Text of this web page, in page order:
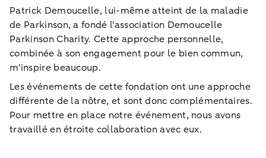
Patrick Demoucelle, lui-même atteint de la maladie
de Parkinson, a fondé l'association Demoucelle
Parkinson Charity. Cette approche personnelle,
combinée à son engagement pour le bien commun,
m'inspire beaucoup.
Les événements de cette fondation ont une approche
différente de la nôtre, et sont donc complémentaires.
Pour mettre en place notre événement, nous avons
travaillé en étroite collaboration avec eux.